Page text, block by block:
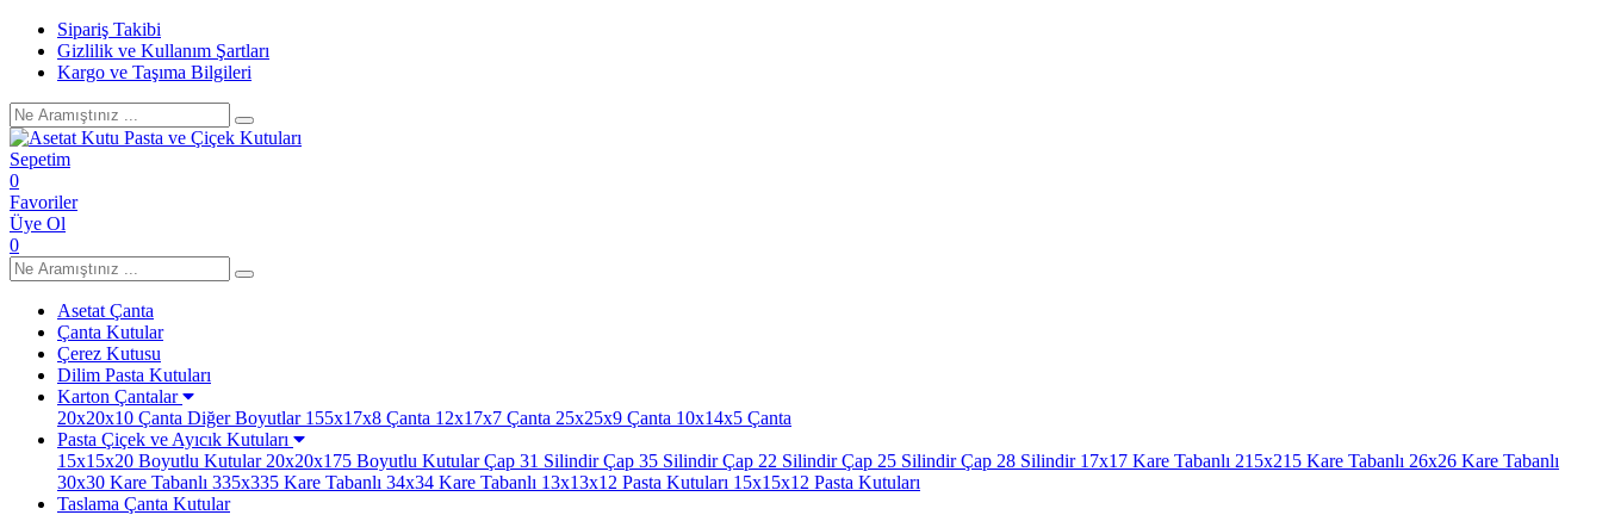
Sipariş Takibi
Gizlilik ve Kullanım Şartları
Kargo ve Taşıma Bilgileri
Sepetim
0
Favoriler
Üye Ol
0
Asetat Çanta
Çanta Kutular
Çerez Kutusu
Dilim Pasta Kutuları
Karton Çantalar
20x20x10 Çanta Diğer Boyutlar155x17x8 Çanta 12x17x7 Çanta 25x25x9 Çanta 10x14x5 Çanta
Pasta Çiçek ve Ayıcık Kutuları
15x15x20 Boyutlu Kutular20x20x175 Boyutlu KutularÇap 31 SilindirÇap 35 SilindirÇap 22 SilindirÇap 25 SilindirÇap 28 Silindir17x17 Kare Tabanlı 215x215 Kare Tabanlı 26x26 Kare Tabanlı
30x30 Kare Tabanlı 335x335 Kare Tabanlı 34x34 Kare Tabanlı 13x13x12 Pasta Kutuları 15x15x12 Pasta Kutuları
Taslama Çanta Kutular